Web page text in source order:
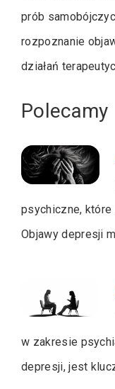
prób
rozpoznanie
działań
Polecamy
psychiczne,
Objawy depresji
w zakresie
depresji, jest